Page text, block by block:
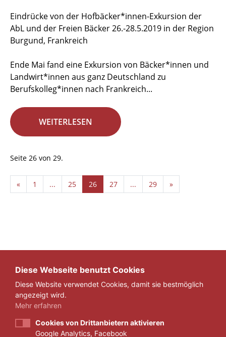
Eindrücke von der Hofbäcker*innen-Exkursion der
AbL und der Freien Bäcker 26.-28.5.2019 in der Region
Burgund, Frankreich
Ende Mai fand eine Exkursion von Bäcker*innen und
Landwirt*innen aus ganz Deutschland zu
Berufskolleg*innen nach Frankreich...
WEITERLESEN
Seite 26 von 29.
« 1 ... 25 26 27 ... 29 »
Diese Webseite benutzt Cookies
Diese Website verwendet Cookies, damit sie bestmöglich
angezeigt wird.
Mehr erfahren
Cookies von Drittanbietern aktivieren
Google Analytics, Facebook